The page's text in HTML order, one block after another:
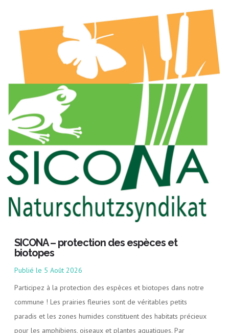
SICONA – protection des espèces et
biotopes
5 Août 2026
Participez à la protection des espèces et biotopes dans notre
commune ! Les prairies fleuries sont de véritables petits
paradis et les zones humides constituent des habitats précieux
pour les amphibiens, oiseaux et plantes aquatiques. Par